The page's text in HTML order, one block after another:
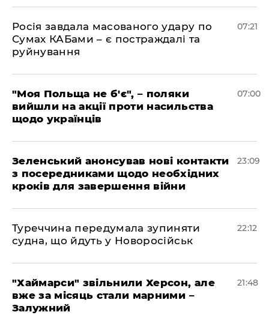
Росія завдала масованого удару по
Сумах КАБами – є постраждалі та
руйнування
07:21
"Моя Польща не б'є", – поляки
вийшли на акції проти насильства
щодо українців
07:00
Зеленський анонсував нові контакти
з посередниками щодо необхідних
кроків для завершення війни
23:09
Туреччина передумала зупиняти
судна, що йдуть у Новоросійськ
22:12
"Хаймарси" звільнили Херсон, але
вже за місяць стали марними –
Залужний
21:48